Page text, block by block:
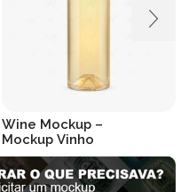
Wine Mockup –
Mockup Vinho
R$19.90